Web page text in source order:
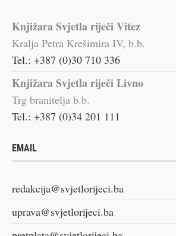
Knjižara Svjetla riječi Vitez
Kralja Petra Krešimira IV, b.b.
Tel.: +387 (0)30 710 336
Knjižara Svjetla riječi Livno
Trg branitelja b.b.
Tel.: +387 (0)34 201 111
EMAIL
redakcija@svjetlorijeci.ba
uprava@svjetlorijeci.ba